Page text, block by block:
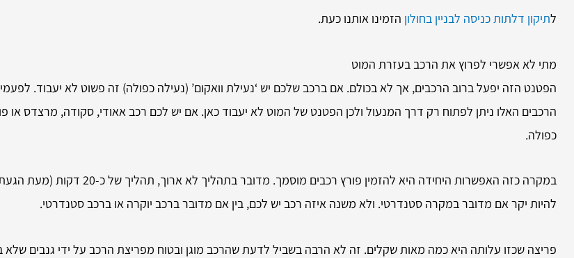
לתיקון דלתות כניסה לבניין בחולון הזמינו אותנו כעת.
מתי לא אפשרי לפרוץ את הרכב בעזרת המוט
הפטנט הזה יפעל ברוב הרכבים, אך לא בכולם. אם ברכב שלכם יש ‘נעילת וואקום’ (נעילה כפולה) זה פשוט לא יעבוד.
הרכבים האלו ניתן לפתוח רק דרך המנעול ולכן הפטנט של המוט לא יעבוד כאן. אם יש לכם רכב אאודי, סקודה, מרצדס או
כפולה.
במקרה כזה האפשרות היחידה היא להזמין
להיות יקר אם מדובר במקרה סטנדרטי. ולא משנה איזה רכב יש לכם, בין אם מדובר ברכב יוקרה או ברכב סטנדרטי.
פריצה שכזו עלותה היא כמה מאות שקלים. זה לא הרבה בשביל לדעת שהרכב מוגן ובטוח מפריצת הרכב על ידי גנבים שלא